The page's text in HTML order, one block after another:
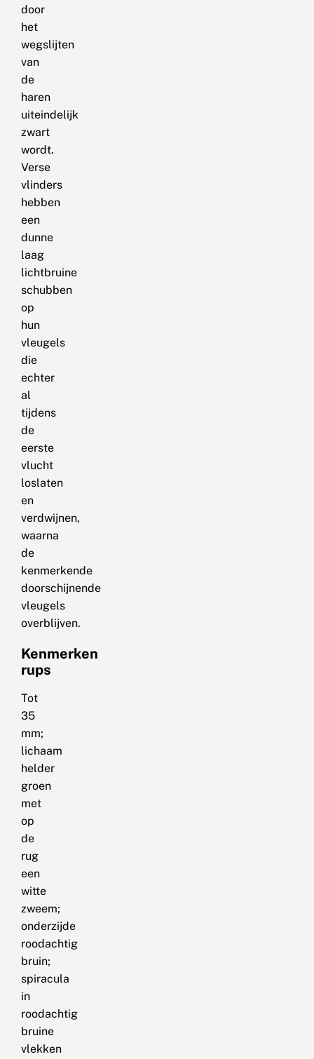
door
het
wegslijten
van
de
haren
uiteindelijk
zwart
wordt.
Verse
vlinders
hebben
een
dunne
laag
lichtbruine
schubben
op
hun
vleugels
die
echter
al
tijdens
de
eerste
vlucht
loslaten
en
verdwijnen,
waarna
de
kenmerkende
doorschijnende
vleugels
overblijven.
Kenmerken
rups
Tot
35
mm;
lichaam
helder
groen
met
op
de
rug
een
witte
zweem;
onderzijde
roodachtig
bruin;
spiracula
in
roodachtig
bruine
vlekken